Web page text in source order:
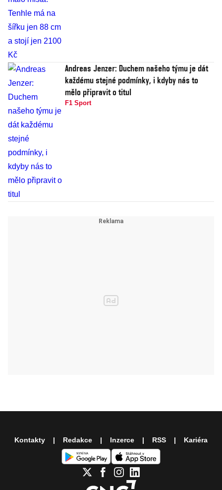
Andreas Jenzer: Duchem našeho týmu je dát
každému stejné podmínky, i kdyby nás to
mělo připravit o titul
F1 Sport
Kontakty Redakce Inzerce RSS Kariéra